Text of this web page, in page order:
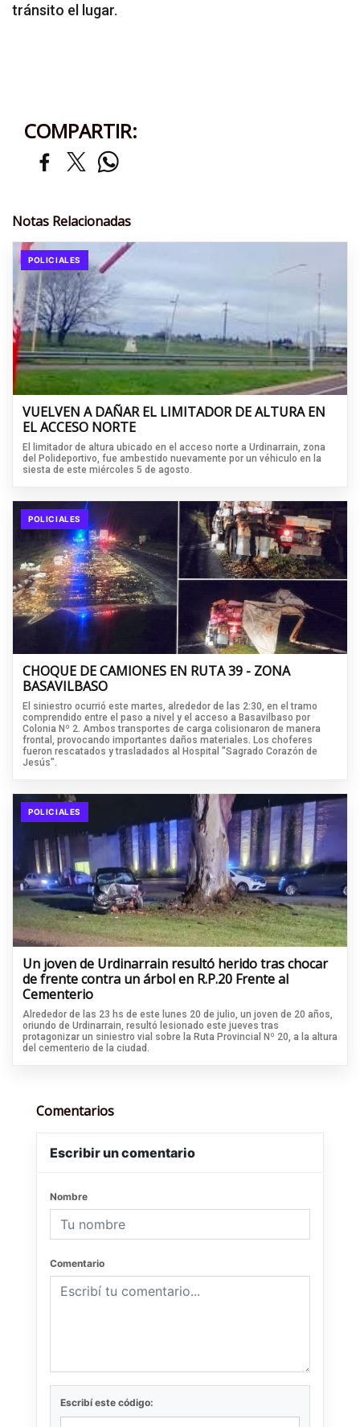
tránsito el lugar.
COMPARTIR:
Notas Relacionadas
POLICIALES
VUELVEN A DAÑAR EL LIMITADOR DE ALTURA EN
EL ACCESO NORTE
El limitador de altura ubicado en el acceso norte a Urdinarrain, zona
del Polideportivo, fue ambestido nuevamente por un véhiculo en la
siesta de este miércoles 5 de agosto.
POLICIALES
CHOQUE DE CAMIONES EN RUTA 39 - ZONA
BASAVILBASO
El siniestro ocurrió este martes, alrededor de las 2:30, en el tramo
comprendido entre el paso a nivel y el acceso a Basavilbaso por
Colonia Nº 2. Ambos transportes de carga colisionaron de manera
frontal, provocando importantes daños materiales. Los choferes
fueron rescatados y trasladados al Hospital "Sagrado Corazón de
Jesús".
POLICIALES
Un joven de Urdinarrain resultó herido tras chocar
de frente contra un árbol en R.P.20 Frente al
Cementerio
Alrededor de las 23 hs de este lunes 20 de julio, un joven de 20 años,
oriundo de Urdinarrain, resultó lesionado este jueves tras
protagonizar un siniestro vial sobre la Ruta Provincial Nº 20, a la altura
del cementerio de la ciudad.
Comentarios
Escribir un comentario
Nombre
Comentario
Escribí este código: